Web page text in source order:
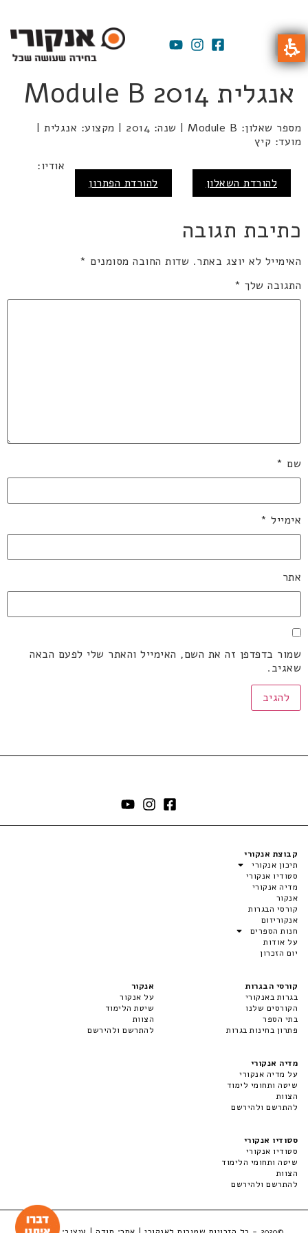
אנגלית 2014 Module B
מספר שאלון: Module B | שנה: 2014 | מקצוע: אנגלית |
מועד: קיץ
להורדת השאלון להורדת הפתרון
אודיו:
כתיבת תגובה
האימייל לא יוצג באתר. שדות החובה מסומנים *
התגובה שלך *
שם *
אימייל *
אתר
שמור בדפדפן זה את השם, האימייל והאתר שלי לפעם הבאה
שאגיב.
קבוצת אנקורי
תיכון אנקורי
סטודיו אנקורי
מדיה אנקורי
אנקור
קורסי הבגרות
אנקוריזום
חנות הספרים
על אודות
יום הזכרון
קורסי הבגרות
בגרות באנקורי
הקורסים שלנו
בתי הספר
פתרון בחינות בגרות
אנקור
על אנקור
שיטת הלימוד
הצוות
להתרשם ולהירשם
מדיה אנקורי
על מדיה אנקורי
שיטה ותחומי לימוד
הצוות
להתרשם ולהירשם
סטודיו אנקורי
סטודיו אנקורי
שיטה ותחומי הלימוד
הצוות
להתרשם ולהירשם